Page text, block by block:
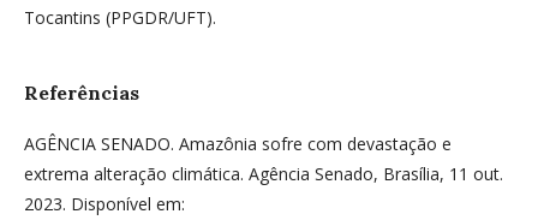
Tocantins (PPGDR/UFT).
Referências
AGÊNCIA SENADO. Amazônia sofre com devastação e
extrema alteração climática. Agência Senado, Brasília, 11 out.
2023. Disponível em: